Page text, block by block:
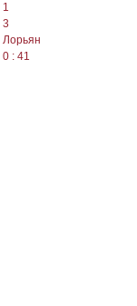
1
3
Лорьян
0 : 41